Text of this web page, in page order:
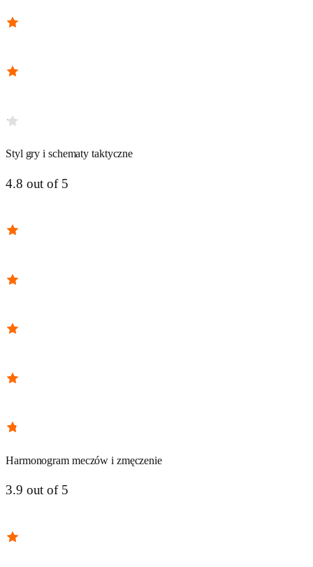
Styl gry i schematy taktyczne
4.8 out of 5
Harmonogram meczów i zmęczenie
3.9 out of 5